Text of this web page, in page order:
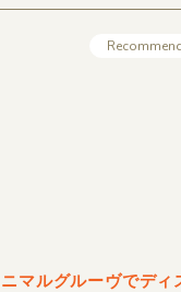
マルグルーヴでディ